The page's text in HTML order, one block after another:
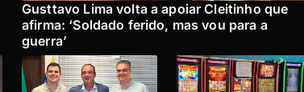
Gusttavo Lima volta a apoiar Cleitinho que
afirma: ‘Soldado ferido, mas vou para a
guerra’